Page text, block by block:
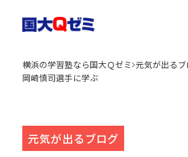
横浜の学習塾なら国大Ｑゼミ 元気が出るブ
岡崎慎司選手に学ぶ
元気が出るブログ